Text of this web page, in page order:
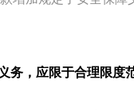
务，应限于合理限度